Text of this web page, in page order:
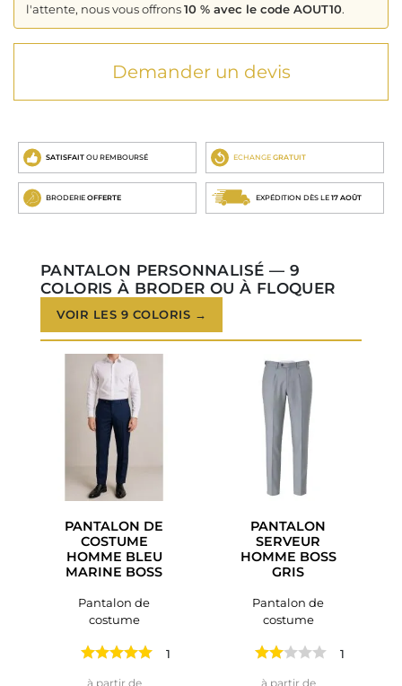
l'attente, nous vous offrons10 % avec le code AOUT10.
Demander un devis
SATISFAIT OU REMBOURSÉ ECHANGE GRATUIT
BRODERIE OFFERTE EXPÉDITION DÈS LE 17 AOÛT
PANTALON PERSONNALISÉ — 9
COLORIS À BRODER OU À FLOQUER
VOIR LES 9 COLORIS →
PANTALON DE
COSTUME
HOMME BLEU
MARINE BOSS
Pantalon de
costume
1 avis
à partir dePrix
PANTALON
SERVEUR
HOMME BOSS
GRIS
Pantalon de
costume
1 avis
à partir dePrix